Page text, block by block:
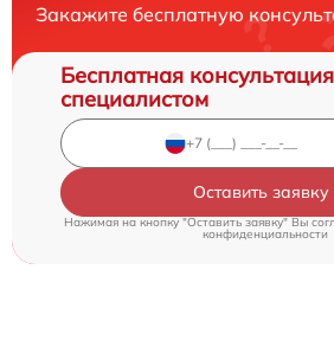
Закажите бесплатную
Бесплатная
специалистом
Оставить заявку
Нажимая на кнопку "Оставить заявку" Вы
конфиденциальности